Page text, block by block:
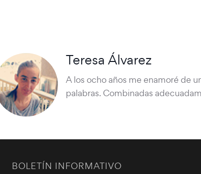
Teresa Álvarez
A los ocho años me enamoré de
palabras. Combinadas
BOLETÍN INFORMATIVO